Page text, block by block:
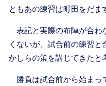
ともあの練習は町田をだま
表記と実際の布陣が合わ
くないが、試合前の練習
かしらの策を講じてきたと
勝負は試合前から始まっ